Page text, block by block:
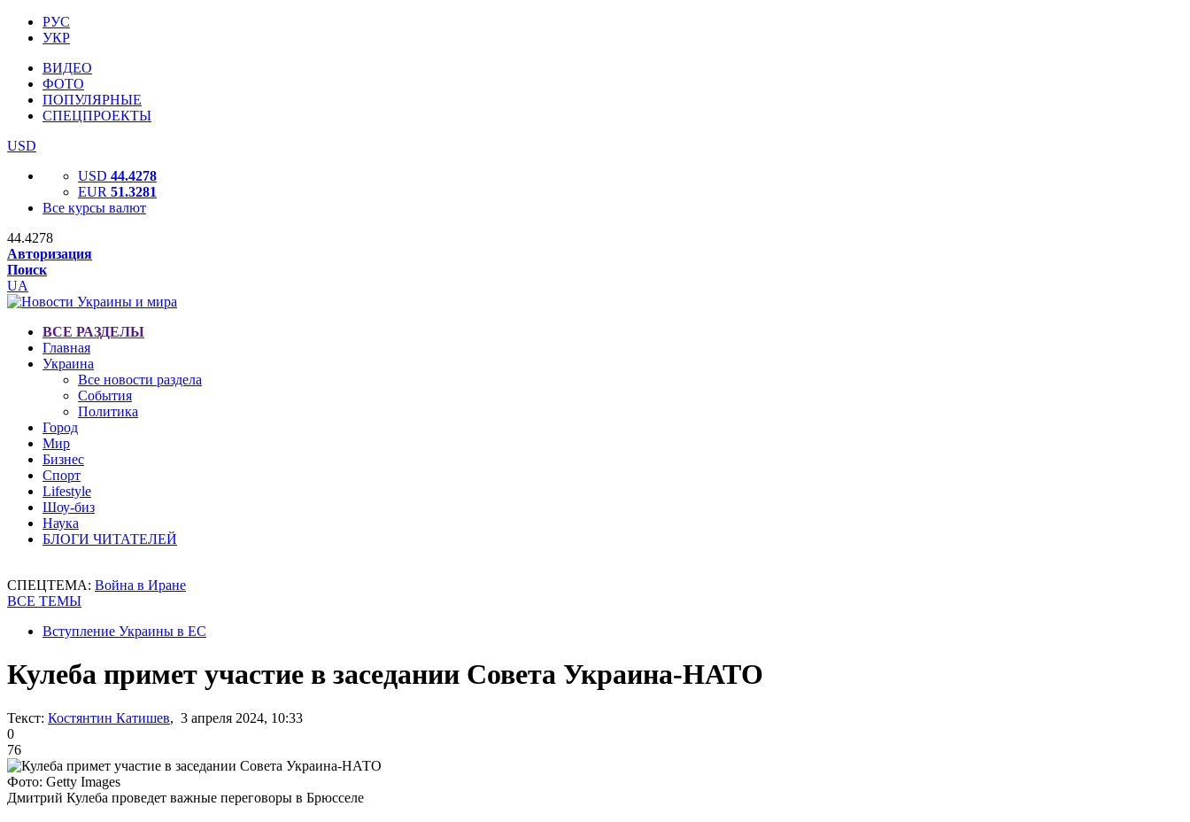
РУС
УКР
ВИДЕО
ФОТО
ПОПУЛЯРНЫЕ
СПЕЦПРОЕКТЫ
USD
USD 44.4278
EUR 51.3281
Все курсы валют
44.4278
Авторизация
Поиск
UA
ВСЕ РАЗДЕЛЫ
Главная
Украина
Все новости раздела
События
Политика
Город
Мир
Бизнес
Спорт
Lifestyle
Шоу-биз
Наука
БЛОГИ ЧИТАТЕЛЕЙ
СПЕЦТЕМА: Война в Иране
ВСЕ ТЕМЫ
Вступление Украины в ЕС
Кулеба примет участие в заседании Совета Украина-НАТО
Текст: Костянтин Катишев, 3 апреля 2024, 10:33
0
76
Фото: Getty Images
Дмитрий Кулеба проведет важные переговоры в Брюсселе